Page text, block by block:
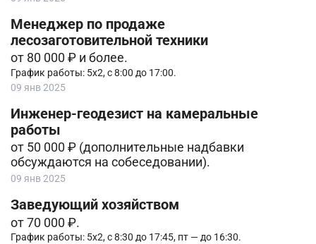
Менеджер по продаже
лесозаготовительной техники
от 80 000 ₽ и более.
График работы: 5х2, с 8:00 до 17:00.
09 янв 2025
Инженер-геодезист на камеральные
работы
от 50 000 ₽ (дополнительные надбавки
обсуждаются на собеседовании).
09 янв 2025
Заведующий хозяйством
от 70 000 ₽.
График работы: 5х2, с 8:30 до 17:45, пт — до 16:30.